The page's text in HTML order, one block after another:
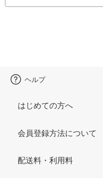
ヘルプ
はじめての方へ
会員登録方法について
配送料・利用料